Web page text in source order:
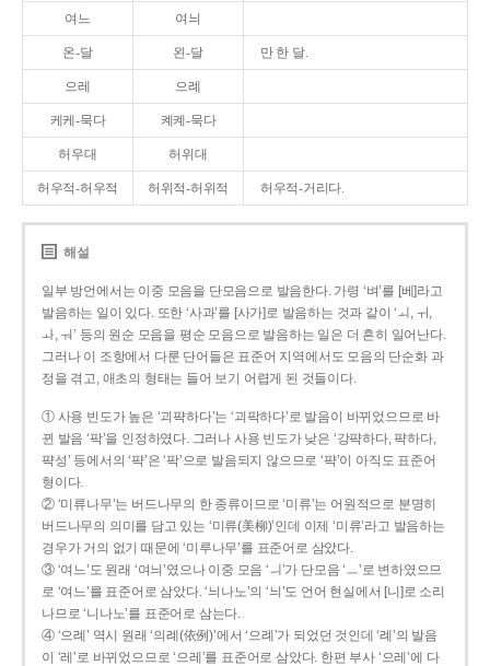
여느 여늬
온-달 왼-달 만 한 달.
으레 으례
케케-묵다 켸켸-묵다
허우대 허위대
허우적-허우적 허위적-허위적 허우적-거리다.
해설
일부 방언에서는 이중 모음을 단모음으로 발음한다. 가령 ‘벼’를 [베]라고
발음하는 일이 있다. 또한 ‘사과’를 [사가]로 발음하는 것과 같이 ‘ㅚ, ㅟ,
ㅘ, ㅝ’ 등의 원순 모음을 평순 모음으로 발음하는 일은 더 흔히 일어난다.
그러나 이 조항에서 다룬 단어들은 표준어 지역에서도 모음의 단순화 과
정을 겪고, 애초의 형태는 들어 보기 어렵게 된 것들이다.
① 사용 빈도가 높은 ‘괴퍅하다’는 ‘괴팍하다’로 발음이 바뀌었으므로 바
뀐 발음 ‘팍’을 인정하였다. 그러나 사용 빈도가 낮은 ‘강퍅하다, 퍅하다,
퍅성’ 등에서의 ‘퍅’은 ‘팍’으로 발음되지 않으므로 ‘퍅’이 아직도 표준어
형이다.
② ‘미류나무’는 버드나무의 한 종류이므로 ‘미류’는 어원적으로 분명히
버드나무의 의미를 담고 있는 ‘미류(美柳)’인데 이제 ‘미류’라고 발음하는
경우가 거의 없기 때문에 ‘미루나무’를 표준어로 삼았다.
③ ‘여느’도 원래 ‘여늬’였으나 이중 모음 ‘ㅢ’가 단모음 ‘ㅡ’로 변하였으므
로 ‘여느’를 표준어로 삼았다. ‘늬나노’의 ‘늬’도 언어 현실에서 [니]로 소리
나므로 ‘니나노’를 표준어로 삼는다.
④ ‘으례’ 역시 원래 ‘의례(依例)’에서 ‘으례’가 되었던 것인데 ‘례’의 발음
이 ‘레’로 바뀌었으므로 ‘으레’를 표준어로 삼았다. 한편 부사 ‘으레’에 다